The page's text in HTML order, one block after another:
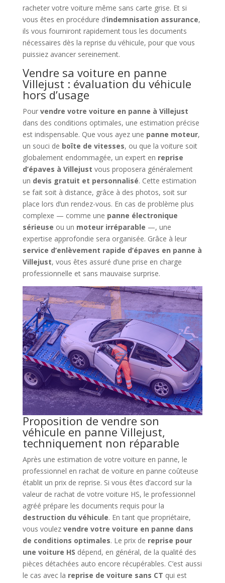
racheter votre voiture même sans carte grise. Et si
vous êtes en procédure d’indemnisation assurance,
ils vous fourniront rapidement tous les documents
nécessaires dès la reprise du véhicule, pour que vous
puissiez avancer sereinement.
Vendre sa voiture en panne
Villejust : évaluation du véhicule
hors d’usage
Pour vendre votre voiture en panne à Villejust
dans des conditions optimales, une estimation précise
est indispensable. Que vous ayez une panne moteur,
un souci de boîte de vitesses, ou que la voiture soit
globalement endommagée, un expert en reprise
d’épaves à Villejust vous proposera généralement
un devis gratuit et personnalisé. Cette estimation
se fait soit à distance, grâce à des photos, soit sur
place lors d’un rendez-vous. En cas de problème plus
complexe — comme une panne électronique
sérieuse ou un moteur irréparable —, une
expertise approfondie sera organisée. Grâce à leur
service d’enlèvement rapide d’épaves en panne à
Villejust, vous êtes assuré d’une prise en charge
professionnelle et sans mauvaise surprise.
Proposition de vendre son
véhicule en panne Villejust,
techniquement non réparable
Après une estimation de votre voiture en panne, le
professionnel en rachat de voiture en panne coûteuse
établit un prix de reprise. Si vous êtes d’accord sur la
valeur de rachat de votre voiture HS, le professionnel
agréé prépare les documents requis pour la
destruction du véhicule. En tant que propriétaire,
vous voulez vendre votre voiture en panne dans
de conditions optimales. Le prix de reprise pour
une voiture HS dépend, en général, de la qualité des
pièces détachées auto encore récupérables. C’est aussi
le cas avec la reprise de voiture sans CT qui est